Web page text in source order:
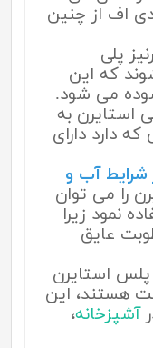
دی اف از چنین
پلی
که این
می شود.
استایرن به
دارد دارای
شرایط آب و
را می توان
نمود زیرا
عایق
پلس استایرن
هستند، این
آشپزخانه،